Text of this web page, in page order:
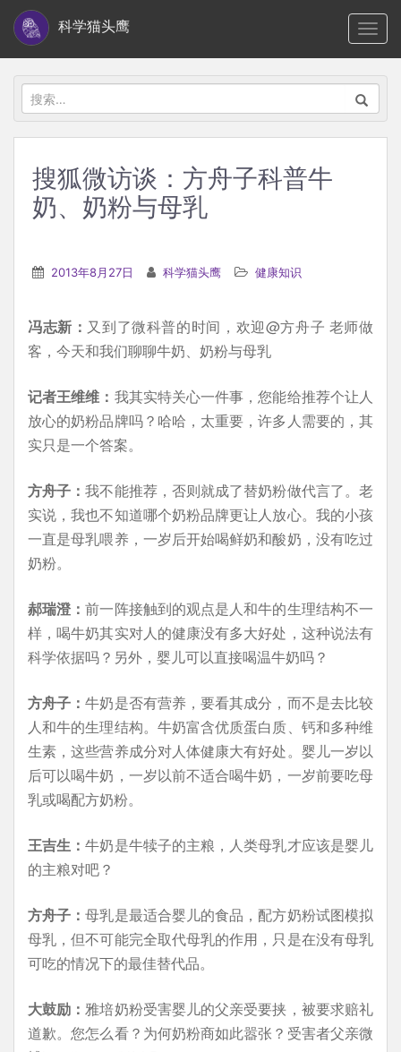
i
科学猫头鹰
搜
索：
搜狐微访谈：方舟子科普牛
奶、奶粉与母乳
2013年8月27日 科学猫头鹰 健康知识
冯志新： 又到了微科普的时间，欢迎@方舟子 老师做
客，今天和我们聊聊牛奶、奶粉与母乳
记者王维维： 我其实特关心一件事，您能给推荐个让人
放心的奶粉品牌吗？哈哈，太重要，许多人需要的，其
实只是一个答案。
方舟子：我不能推荐，否则就成了替奶粉做代言了。老
实说，我也不知道哪个奶粉品牌更让人放心。我的小孩
一直是母乳喂养，一岁后开始喝鲜奶和酸奶，没有吃过
奶粉。
郝瑞澄：前一阵接触到的观点是人和牛的生理结构不一
样，喝牛奶其实对人的健康没有多大好处，这种说法有
科学依据吗？另外，婴儿可以直接喝温牛奶吗？
方舟子：牛奶是否有营养，要看其成分，而不是去比较
人和牛的生理结构。牛奶富含优质蛋白质、钙和多种维
生素，这些营养成分对人体健康大有好处。婴儿一岁以
后可以喝牛奶，一岁以前不适合喝牛奶，一岁前要吃母
乳或喝配方奶粉。
王吉生：牛奶是牛犊子的主粮，人类母乳才应该是婴儿
的主粮对吧？
方舟子：母乳是最适合婴儿的食品，配方奶粉试图模拟
母乳，但不可能完全取代母乳的作用，只是在没有母乳
可吃的情况下的最佳替代品。
大鼓励：雅培奶粉受害婴儿的父亲受要挟，被要求赔礼
道歉。您怎么看？为何奶粉商如此嚣张？受害者父亲微